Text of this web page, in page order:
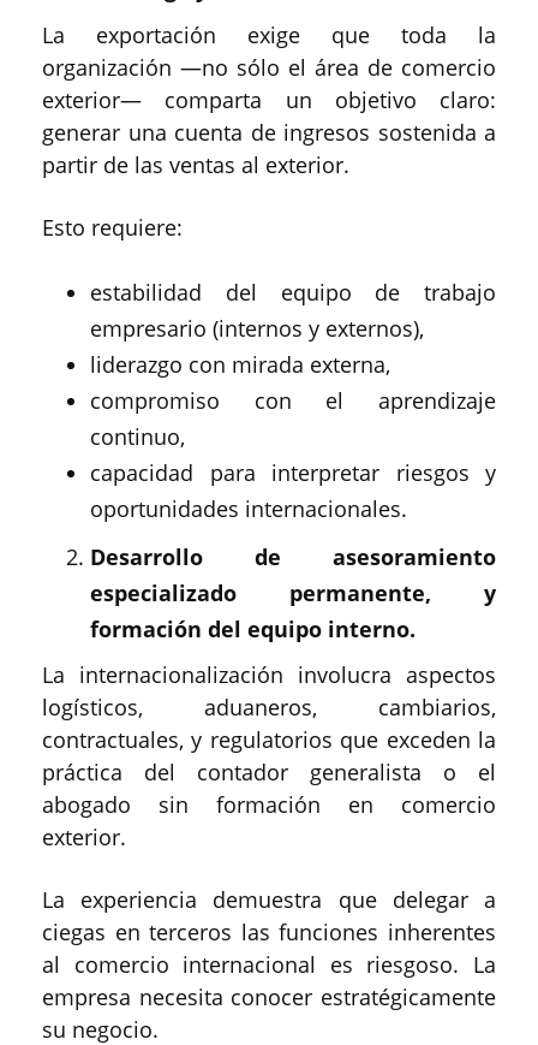
La exportación exige que toda la
organización —no sólo el área de comercio
exterior— comparta un objetivo claro:
generar una cuenta de ingresos sostenida a
partir de las ventas al exterior.
Esto requiere:
estabilidad del equipo de trabajo
empresario (internos y externos),
liderazgo con mirada externa,
compromiso con el aprendizaje
continuo,
capacidad para interpretar riesgos y
oportunidades internacionales.
Desarrollo de asesoramiento
especializado permanente, y
formación del equipo interno.
La internacionalización involucra aspectos
logísticos, aduaneros, cambiarios,
contractuales, y regulatorios que exceden la
práctica del contador generalista o el
abogado sin formación en comercio
exterior.
La experiencia demuestra que delegar a
ciegas en terceros las funciones inherentes
al comercio internacional es riesgoso. La
empresa necesita conocer estratégicamente
su negocio.